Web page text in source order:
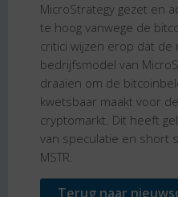
MicroStrategy gezet en
te hoog vanwege de
critici wijzen erop dat de
bedrijfsmodel van
draaien om de
kwetsbaar maakt voor
cryptomarkt. Dit heeft
van speculatie en short
MSTR.
Terug naar